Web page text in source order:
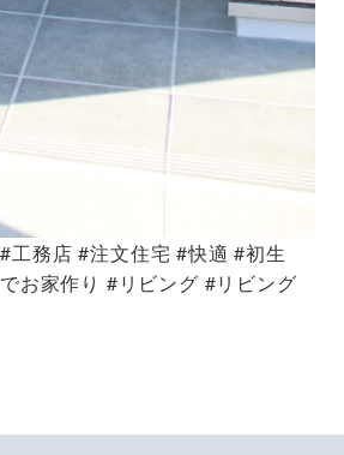
務店 #注文住宅 #快適 #初生
お家作り #リビング #リビング